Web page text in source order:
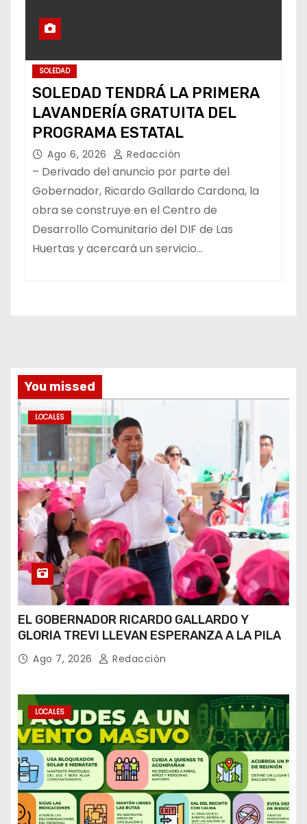
SOLEDAD
SOLEDAD TENDRÁ LA PRIMERA
LAVANDERÍA GRATUITA DEL
PROGRAMA ESTATAL
Ago 6, 2026 Redacción
– Derivado del anuncio por parte del
Gobernador, Ricardo Gallardo Cardona, la
obra se construye en el Centro de
Desarrollo Comunitario del DIF de Las
Huertas y acercará un servicio…
You missed
LOCALES
EL GOBERNADOR RICARDO GALLARDO Y
GLORIA TREVI LLEVAN ESPERANZA A LA PILA
Ago 7, 2026 Redacción
LOCALES